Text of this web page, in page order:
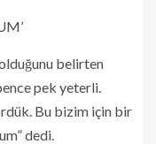
belirten
pek yeterli.
Bu bizim için bir
dedi.